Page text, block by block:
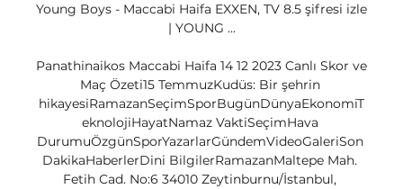
Young Boys - Maccabi Haifa EXXEN, TV 8.5 şifresi izle
| YOUNG ...
Panathinaikos Maccabi Haifa 14 12 2023 Canlı Skor ve
Maç Özeti15 TemmuzKudüs: Bir şehrin
hikayesiRamazanSeçimSporBugünDünyaEkonomiT
eknolojiHayatNamaz VaktiSeçimHava
DurumuÖzgünSporYazarlarGündemVideoGaleriSon
DakikaHaberlerDini BilgilerRamazanMaltepe Mah.
Fetih Cad. No:6 34010 Zeytinburnu/İstanbul,